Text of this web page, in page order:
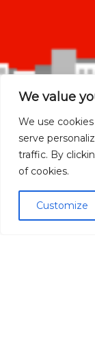
We value
We use
serve
traffic. By
of cookies.
Customize
Madrid